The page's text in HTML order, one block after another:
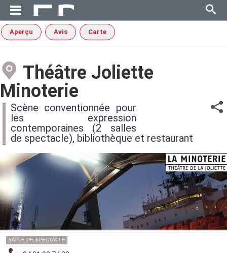
Aperçu Avis Carte
Théâtre Joliette
Minoterie
Scène conventionnée pour
les expression
contemporaines (2 salles
de spectacle), bibliothèque et restaurant
SALLE DE SPECTACLE